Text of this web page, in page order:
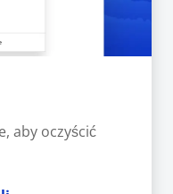
aby oczyścić